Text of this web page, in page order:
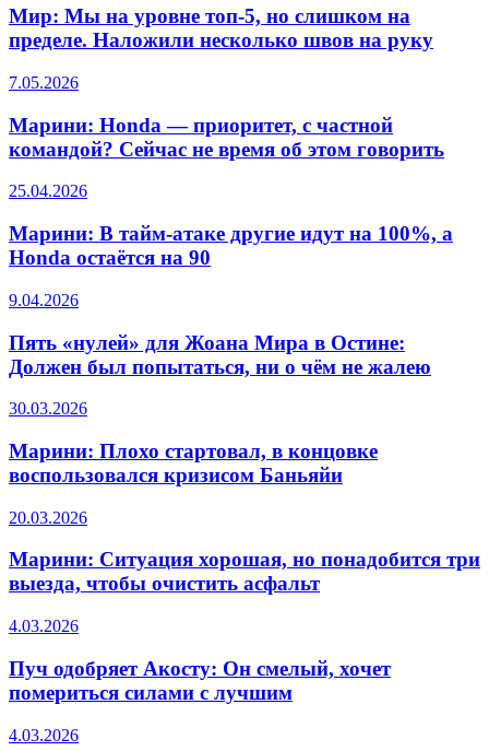
Мир: Мы на уровне топ-5, но слишком на
пределе. Наложили несколько швов на руку
7.05.2026
Марини: Honda — приоритет, с частной
командой? Сейчас не время об этом говорить
25.04.2026
Марини: В тайм-атаке другие идут на 100%, а
Honda остаётся на 90
9.04.2026
Пять «нулей» для Жоана Мира в Остине:
Должен был попытаться, ни о чём не жалею
30.03.2026
Марини: Плохо стартовал, в концовке
воспользовался кризисом Баньяйи
20.03.2026
Марини: Ситуация хорошая, но понадобится три
выезда, чтобы очистить асфальт
4.03.2026
Пуч одобряет Акосту: Он смелый, хочет
помериться силами с лучшим
4.03.2026